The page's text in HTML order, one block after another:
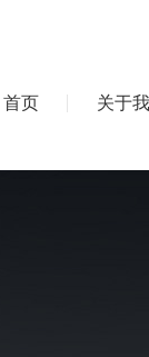
首页 关于